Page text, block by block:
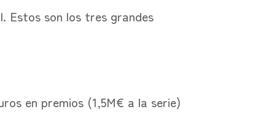
Estos son los tres grandes
en premios (1,5M€ a la serie)